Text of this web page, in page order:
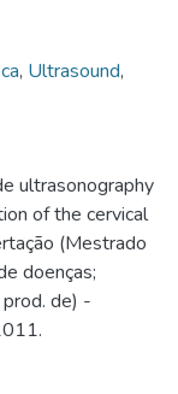
, Ultrasound,
ultrasonography
of the cervical
(Mestrado
doenças;
de) -